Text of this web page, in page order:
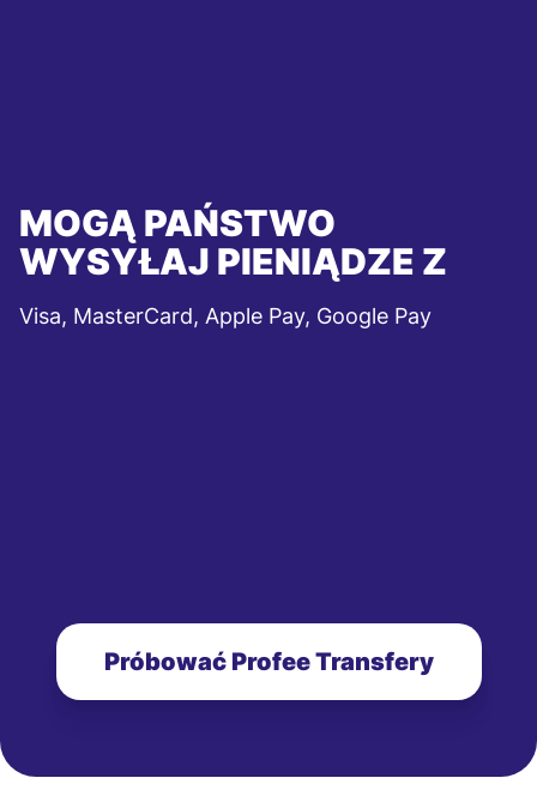
MOGĄ PAŃSTWO
WYSYŁAJ PIENIĄDZE Z
Visa, MasterCard, Apple Pay, Google Pay
Próbować Profee Transfery